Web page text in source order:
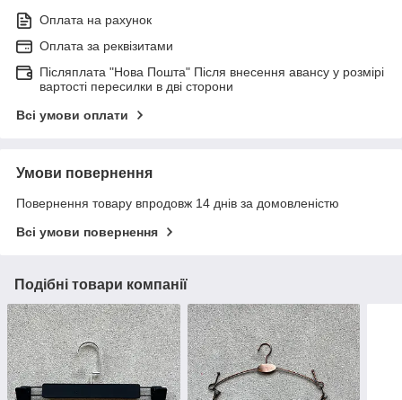
Оплата на рахунок
Оплата за реквізитами
Післяплата "Нова Пошта" Після внесення авансу у розмірі
вартості пересилки в дві сторони
Всі умови оплати
Умови повернення
Повернення товару впродовж 14 днів за домовленістю
Всі умови повернення
Подібні товари компанії